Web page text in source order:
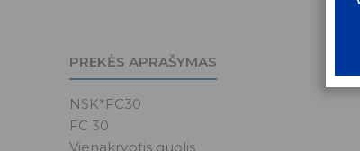
PREKĖS APRAŠYMAS
NSK*FC30
FC 30
Vienakryptis guolis